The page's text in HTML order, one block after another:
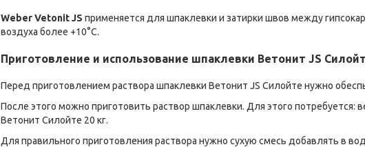
Weber Vetonit JS применяется для шпаклевки и затирки швов между
воздуха более +10°С.
Приготовление и использование шпаклевки Ветонит JS
Перед приготовлением раствора шпаклевки Ветонит JS Силойте нужно
После этого можно приготовить раствор шпаклевки. Для этого
Ветонит Силойте 20 кг.
Для правильного приготовления раствора нужно сухую смесь добавлять в